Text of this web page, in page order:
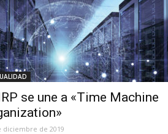
se une a «Time Machine
diciembre de 2019